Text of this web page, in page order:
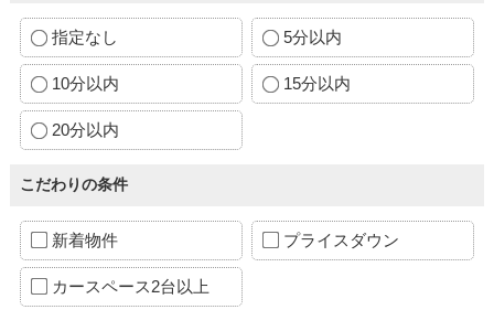
指定なし 5分以内
10分以内 15分以内
20分以内
こだわりの条件
新着物件 プライスダウン
カースペース2台以上